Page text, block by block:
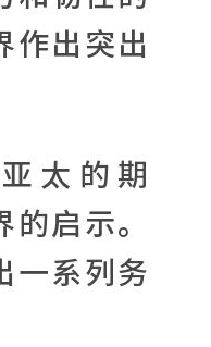
作出突出
太的期
启示。
一系列务